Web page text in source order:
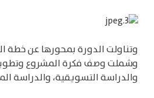
وتناولت الدورة بمحورها عن خطة
وشملت وصف فكرة المشروع
والدراسة التسويقية، والدراسة